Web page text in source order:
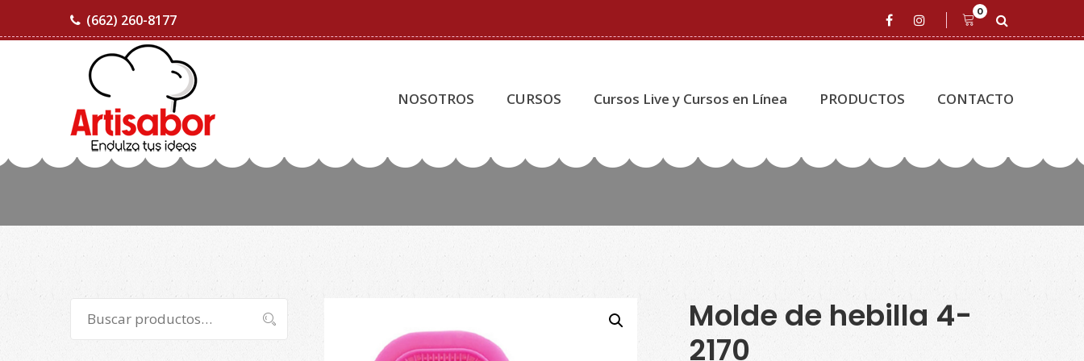
(662) 260-8177 0
NOSOTROS CURSOS Cursos Live y Cursos en Línea PRODUCTOS CONTACTO
Molde de hebilla 4-
2170
por:
Buscar